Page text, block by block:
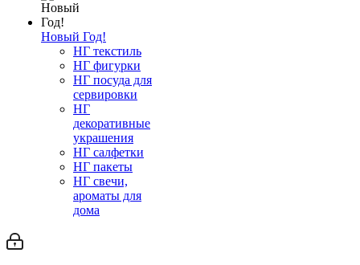
Новый Год!
НГ текстиль
НГ фигурки
НГ посуда для
сервировки
НГ
декоративные
украшения
НГ салфетки
НГ пакеты
НГ свечи,
ароматы для
дома